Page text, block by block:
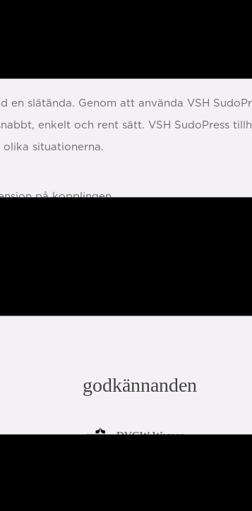
en slätända. Genom att använda VSH
enkelt och rent sätt. VSH SudoPress
olika situationerna.
på kopplingen
godkännanden
DVGW Wasser